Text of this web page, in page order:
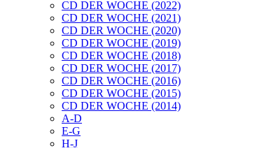
CD DER WOCHE (2022)
CD DER WOCHE (2021)
CD DER WOCHE (2020)
CD DER WOCHE (2019)
CD DER WOCHE (2018)
CD DER WOCHE (2017)
CD DER WOCHE (2016)
CD DER WOCHE (2015)
CD DER WOCHE (2014)
A-D
E-G
H-J